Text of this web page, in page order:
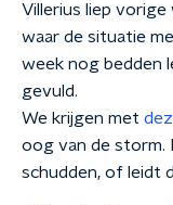
Villerius liep vorige
waar de situatie
week nog bedden
gevuld.
We krijgen met
oog van de storm.
schudden, of leidt